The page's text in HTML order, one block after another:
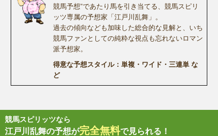
競馬予想”であたり馬を引き当てる、競馬スピリ
ッツ専属の予想家「江戸川乱舞」。
過去の傾向なども加味した総合的な見解と、いち
競馬ファンとしての純粋な視点も忘れないロマン
派予想家。
得意な予想スタイル：単複・ワイド・三連単 な
ど
競馬スピリッツなら
江戸川乱舞の予想が完全無料で見られる！